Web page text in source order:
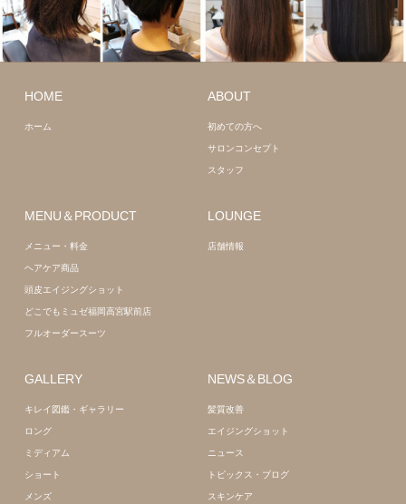
HOME
ホーム
ABOUT
初めての方へ
サロンコンセプト
スタッフ
MENU＆PRODUCT
メニュー・料金
ヘアケア商品
頭皮エイジングショット
どこでもミュゼ福岡高宮駅前店
フルオーダースーツ
LOUNGE
店舗情報
GALLERY
キレイ図鑑・ギャラリー
ロング
ミディアム
ショート
メンズ
NEWS＆BLOG
髪質改善
エイジングショット
ニュース
トピックス・ブログ
スキンケア